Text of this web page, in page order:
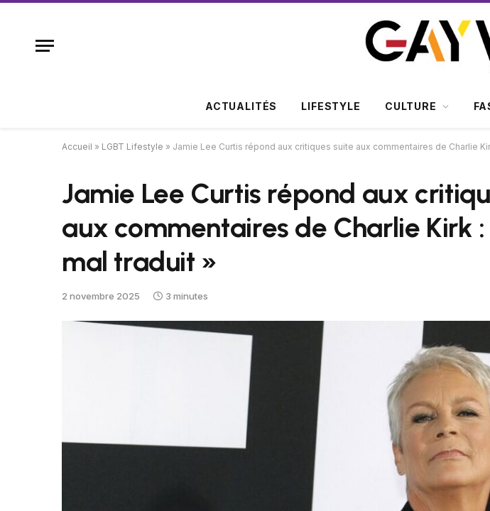
ACTUALITÉS LIFESTYLE CULTURE
Accueil » LGBT Lifestyle » Jamie Lee Curtis répond aux critiques suite aux commentaires de Charlie
Jamie Lee Curtis répond aux
aux commentaires de Charlie Kirk
mal traduit »
2 novembre 2025 3 minutes